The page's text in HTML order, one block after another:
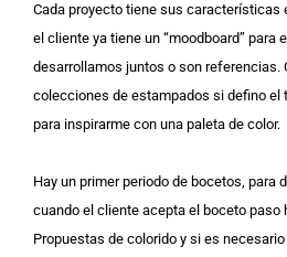
Cada proyecto tiene sus características
el cliente ya tiene un “moodboard” para
desarrollamos juntos o son referencias.
colecciones de estampados si defino el
para inspirarme con una paleta de color.
Hay un primer periodo de bocetos, para
cuando el cliente acepta el boceto paso
Propuestas de colorido y si es